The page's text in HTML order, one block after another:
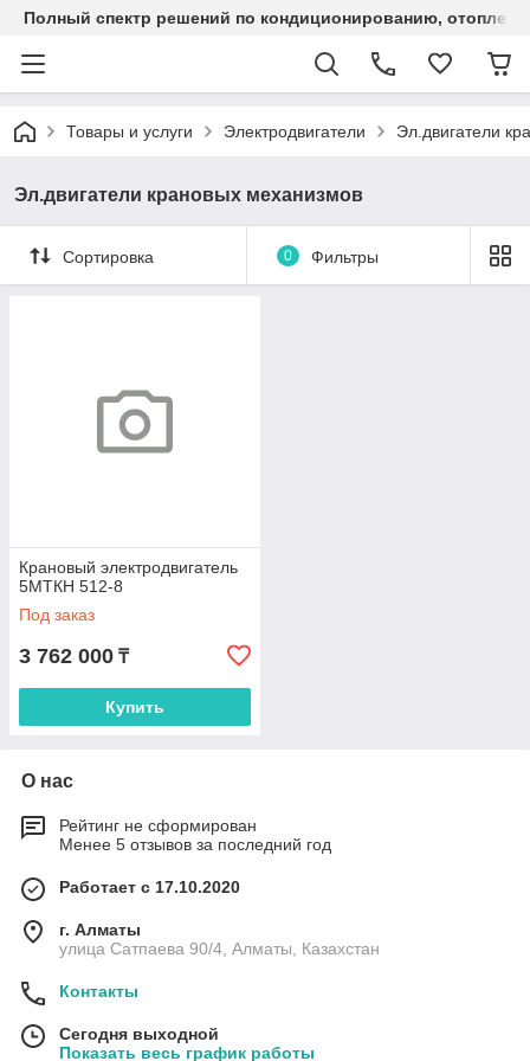
Полный спектр решений по кондиционированию,
Товары и услуги Электродвигатели Эл.двигатели
Эл.двигатели крановых механизмов
Сортировка 0 Фильтры
Крановый электродвигатель
5МТКН 512-8
Под заказ
3 762 000 ₸
Купить
О нас
Рейтинг не сформирован
Менее 5 отзывов за последний год
Работает с 17.10.2020
г. Алматы
улица Сатпаева 90/4, Алматы, Казахстан
Контакты
Сегодня выходной
Показать весь график работы